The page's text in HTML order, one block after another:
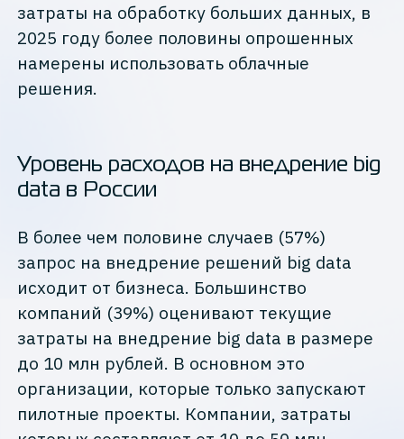
затраты на обработку больших данных, в
2025 году более половины опрошенных
намерены использовать облачные
решения.
Уровень расходов на внедрение big
data в России
В более чем половине случаев (57%)
запрос на внедрение решений big data
исходит от бизнеса. Большинство
компаний (39%) оценивают текущие
затраты на внедрение big data в размере
до 10 млн рублей. В основном это
организации, которые только запускают
пилотные проекты. Компании, затраты